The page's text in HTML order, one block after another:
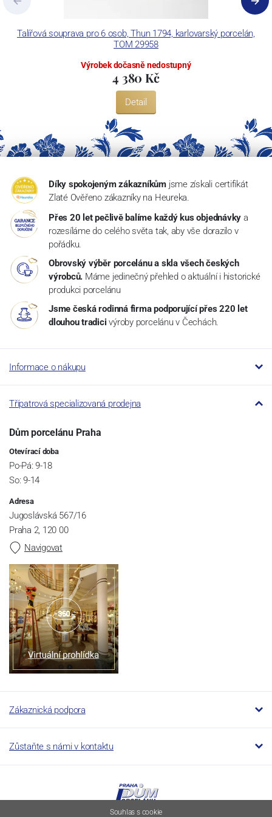
Talířová souprava pro 6 osob, Thun 1794, karlovarský porcelán,
TOM 29958
Výrobek dočasně nedostupný
4 380 Kč
Detail
Díky spokojeným zákazníkům jsme získali certifikát
Zlaté Ověřeno zákazníky na Heureka.
Přes 20 let pečlivě balíme každý kus objednávky a
rozesíláme do celého světa tak, aby vše dorazilo v
pořádku.
Obrovský výběr porcelánu a skla všech českých
výrobců. Máme jedinečný přehled o aktuální i historické
produkci porcelánu
Jsme česká rodinná firma podporující přes 220 let
dlouhou tradici výroby porcelánu v Čechách.
Informace o nákupu
Třípatrová specializovaná prodejna
Dům porcelánu Praha
Otevírací doba
Po-Pá: 9-18
So: 9-14
Adresa
Jugoslávská 567/16
Praha 2, 120 00
Navigovat
Zákaznická podpora
Zůstaňte s námi v kontaktu
Souhlas s cookie